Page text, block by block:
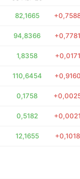
82,1665
94,8366
1,8358 +0,0171
110,6454
0,1758
0,5182
12,1655 +0,1018